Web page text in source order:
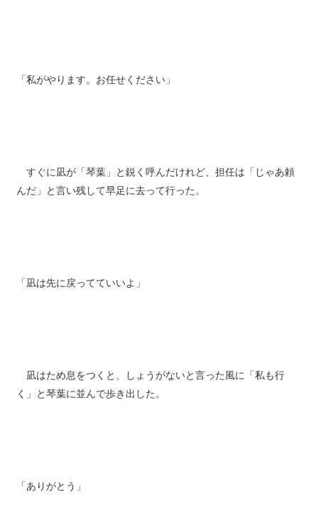
「私がやります。お任せください」
すぐに凪が「琴葉」と鋭く呼んだけれど、担任は「じゃあ頼
んだ」と言い残して早足に去って行った。
「凪は先に戻ってていいよ」
凪はため息をつくと、しょうがないと言った風に「私も行
く」と琴葉に並んで歩き出した。
「ありがとう」